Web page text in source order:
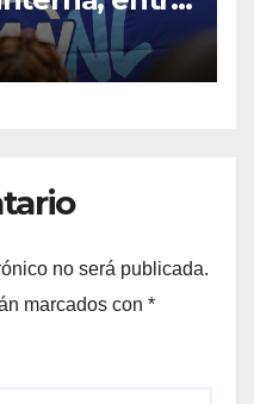
de la
Monterrey
no será publicada.
marcados con *